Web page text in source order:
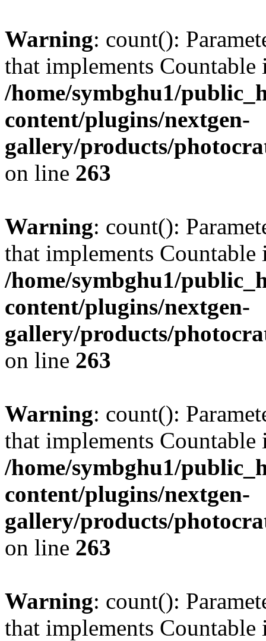
Warning: count():
that implements Countable
/home/symbghu1/
content/plugins/nextgen-
gallery/products/
on line 263
Warning: count():
that implements Countable
/home/symbghu1/
content/plugins/nextgen-
gallery/products/
on line 263
Warning: count():
that implements Countable
/home/symbghu1/
content/plugins/nextgen-
gallery/products/
on line 263
Warning: count():
that implements Countable